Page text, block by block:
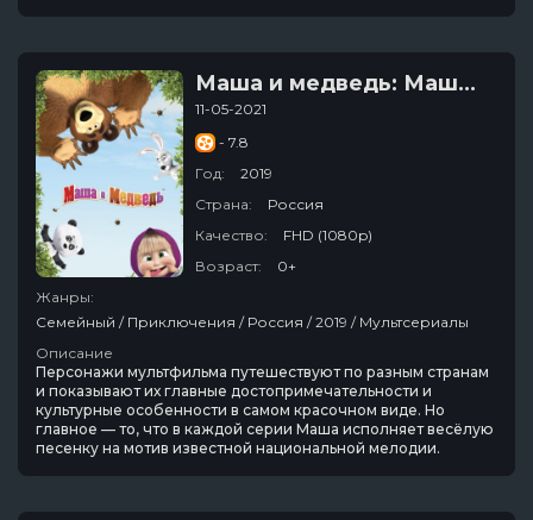
Маша и медведь: Машины песенки
11-05-2021
- 7.8
Год:
2019
Страна:
Россия
Качество:
FHD (1080p)
Возраст:
0+
Жанры:
Семейный / Приключения / Россия / 2019 / Мультсериалы
Описание
Персонажи мультфильма путешествуют по разным странам
и показывают их главные достопримечательности и
культурные особенности в самом красочном виде. Но
главное — то, что в каждой серии Маша исполняет весёлую
песенку на мотив известной национальной мелодии.